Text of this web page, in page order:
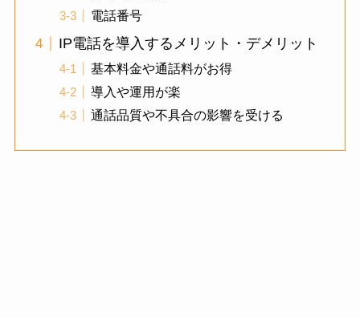
電話番号
IP電話を導入するメリット・デメリット
基本料金や通話料がお得
導入や運用が楽
通話品質や不具合の影響を受ける